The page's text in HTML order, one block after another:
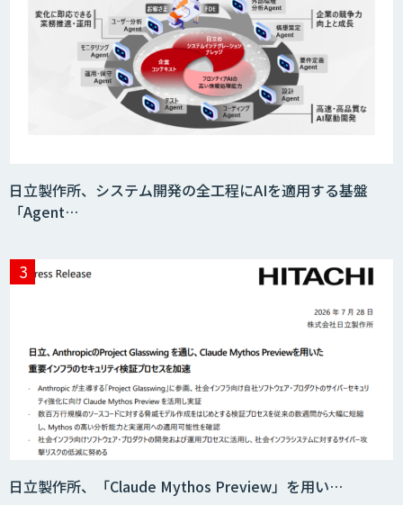
身体・動作解析AIソリューション
生成AIの業務活用は「Safe AI
スマート工場ソリューションkizkia-
Meter
Preferred Networks Visual Inspection
日立製作所、システム開発の全工程にAIを適用する基盤
「Agent…
日立製作所、「Claude Mythos Preview」を用い…